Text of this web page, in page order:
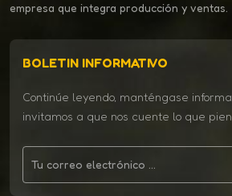
empresa que integra producción y ventas.
BOLETIN INFORMATIVO
Continúe leyendo, manténgase
invitamos a que nos cuente lo que